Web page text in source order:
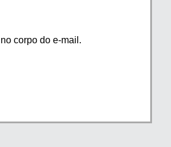
corpo do e-mail.